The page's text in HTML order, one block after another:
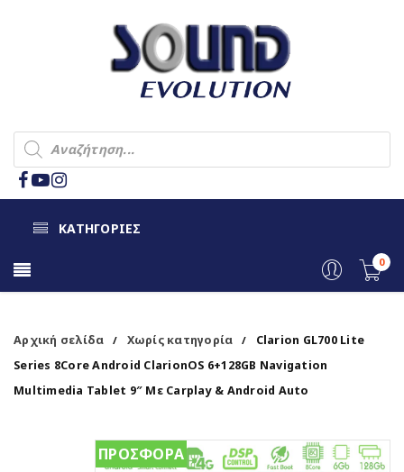
ΚΑΤΗΓΟΡΙΕΣ
0
Αρχική σελίδα / Χωρίς κατηγορία /
Clarion GL700 Lite
Series 8Core Android ClarionOS 6+128GB Navigation
Multimedia Tablet 9″ Με Carplay & Android Auto
ΠΡΟΣΦΟΡΑ